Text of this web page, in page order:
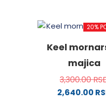
više
mogu
biti
20%
Keel
majica
3,300.00
2,640.00